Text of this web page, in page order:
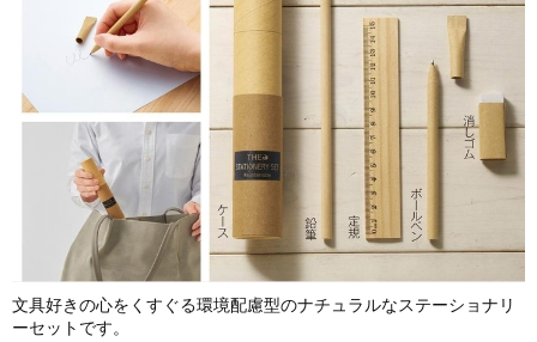
文具好きの心をくすぐる環境配慮型のナチュラルなステーショナリ
ーセットです。